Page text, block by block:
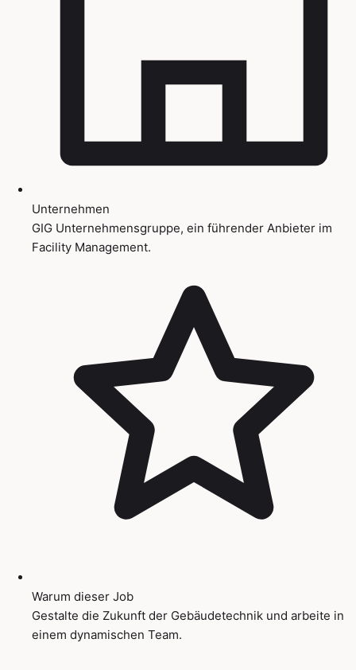
Unternehmen
GIG Unternehmensgruppe, ein führender Anbieter im
Facility Management.
Warum dieser Job
Gestalte die Zukunft der Gebäudetechnik und arbeite in
einem dynamischen Team.